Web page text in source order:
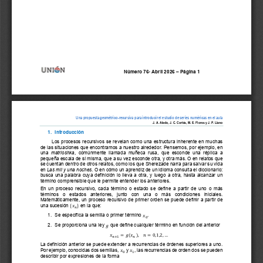
Número 76- Abril 2026 – Página 1
Una propuesta geométrico recursiva para introducir el estudio de series numéricas en el aula
J. A. Aledo, J. C. Cortés, M. E. Flores y J. P. Llano
1.
Introducción
Los procesos recursivos se revelan como una estructura inherente en muchas
de las situaciones que encontramos a nuestro alrededor. Pensemos, por ejemplo, en
una matrioshka,  comúnmente  llamada  muñeca  rusa,  que  esconde  una  réplica  a
pequeña escala de sí misma, que a su vez esconde otra, y otra más. O en relatos que
se cuentan dentro de otros relatos, como los que Sherezade narra para salvar su vida
en Las mil y una noches . O en cómo un aprendiz de un idioma consulta el diccionario:
busca una palabra cuya definición lo lleva a otra, y luego a otra, hasta alcanzar un
término comprensible que le permite entender los anteriores.
En un proceso recursivo, cada término o estado se define a partir de uno o más
términos  o  estados  anteriores,  junto  con  una  o  más  condiciones  iniciales.
Matemáticamente, un proceso recursivo de primer orden se puede definir a partir de
una sucesión {푥푛} en la que:
1.
Se especifica la semilla o primer término 푥0
2.
Se proporciona una ley 푔que define cualquier término en función del anterior
푥푛+1 = 푔(푥푛 ), 푛= 0,1,2, ...
La definición anterior se puede extender a recurrencias de órdenes superiores a uno.
Por ejemplo, conocidas dos semillas, 푥0 y 푥
1
, las recurrencias de orden dos se pueden
describir por expresiones de la forma